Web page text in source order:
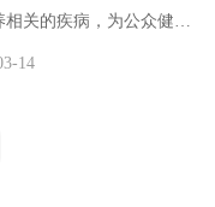
关的疾病，为公众健康
何报名成为一名合格的
14